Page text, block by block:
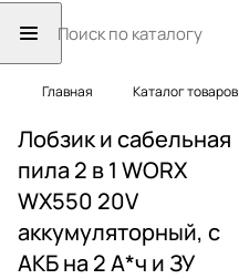
Главная Каталог товаров
Лобзик и сабельная
пила 2 в 1 WORX
WX550 20V
аккумуляторный, с
АКБ на 2 А*ч и ЗУ